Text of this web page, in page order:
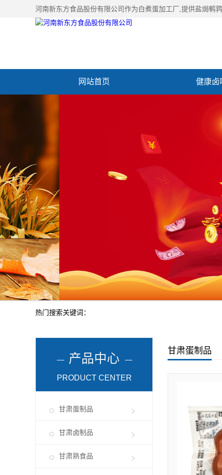
河南新东方食品股份有限公司作为 白煮蛋加工厂 ,提供盐焗鹌
网站首页 健康卤
热门搜索关键词：
产品中心
PRODUCT CENTER
甘肃蛋制品
甘肃卤制品
甘肃熟食品
甘肃蛋制品